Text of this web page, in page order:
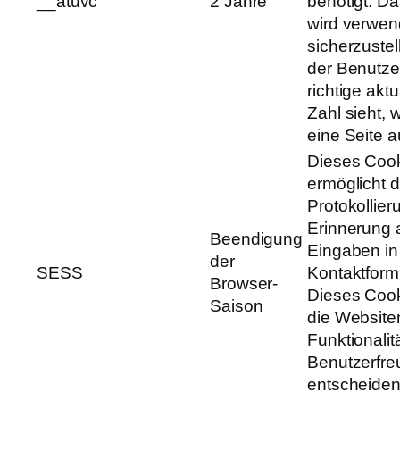
wird
der
richtige
Zahl sieht,
eine Seite
SESS
Beendigung
der
Browser-
Saison
Dieses
ermöglicht
Erinnerung
Eingaben in
Dieses
die